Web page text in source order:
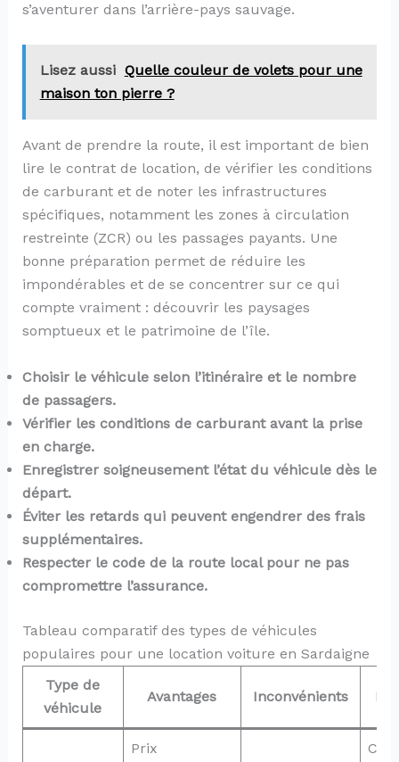
s’aventurer dans l’arrière-pays sauvage.
Lisez aussi Quelle couleur de volets pour une
maison ton pierre ?
Avant de prendre la route, il est important de bien
lire le contrat de location, de vérifier les conditions
de carburant et de noter les infrastructures
spécifiques, notamment les zones à circulation
restreinte (ZCR) ou les passages payants. Une
bonne préparation permet de réduire les
impondérables et de se concentrer sur ce qui
compte vraiment : découvrir les paysages
somptueux et le patrimoine de l’île.
Choisir le véhicule selon l’itinéraire et le nombre
de passagers.
Vérifier les conditions de carburant avant la prise
en charge.
Enregistrer soigneusement l’état du véhicule dès le
départ.
Éviter les retards qui peuvent engendrer des frais
supplémentaires.
Respecter le code de la route local pour ne pas
compromettre l’assurance.
Tableau comparatif des types de véhicules
populaires pour une location voiture en Sardaigne
Type de
véhicule
Avantages Inconvénients
Prix